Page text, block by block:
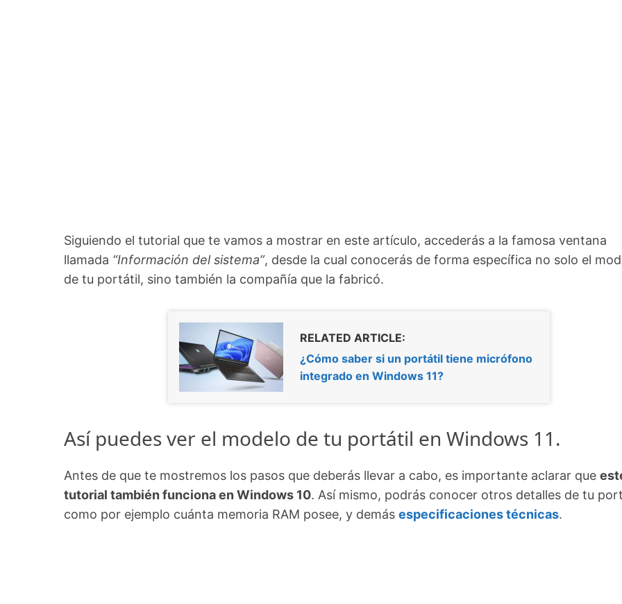
Siguiendo el tutorial que te vamos a mostrar en este artículo, accederás a la famosa ventana
llamada “Información del sistema”, desde la cual conocerás de forma específica no solo el
de tu portátil, sino también la compañía que la fabricó.
RELATED ARTICLE:
¿Cómo saber si un portátil tiene micrófono
integrado en Windows 11?
Así puedes ver el modelo de tu portátil en Windows 11.
Antes de que te mostremos los pasos que deberás llevar a cabo, es importante aclarar que
tutorial también funciona en Windows 10. Así mismo, podrás conocer otros detalles de tu
como por ejemplo cuánta memoria RAM posee, y demás especificaciones técnicas.